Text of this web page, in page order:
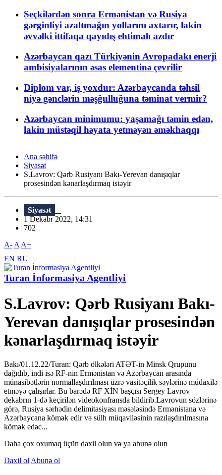
Seçkilərdən sonra Ermənistan və Rusiya
gərginliyi azaltmağın yollarını axtarır, lakin
əvvəlki ittifaqa qayıdış ehtimalı azdır
Azərbaycan qazı Türkiyənin Avropadakı enerji
ambisiyalarının əsas elementinə çevrilir
Diplom var, iş yoxdur: Azərbaycanda təhsil
niyə gənclərin məşğulluğuna təminat vermir?
Azərbaycan minimumu: yaşamağı təmin edən,
lakin müstəqil həyata yetməyən əməkhaqqı
Ana səhifə
Siyasət
S.Lavrov: Qərb Rusiyanı Bakı-Yerevan danışıqlar
prosesindən kənarlaşdırmaq istəyir
Siyasət
1 Dekabr 2022, 14:31
702
A- A A+
EN RU
Turan İnformasiya Agentliyi
S.Lavrov: Qərb Rusiyanı Bakı-
Yerevan danışıqlar prosesindən
kənarlaşdırmaq istəyir
Bakı/01.12.22/Turan: Qərb ölkələri ATƏT-in Minsk Qrupunu
dağıdıb, indi isə RF-nin Ermənistan və Azərbaycan arasında
münasibətlərin normallaşdırılması üzrə vasitəçilik səylərinə müdaxilə
etməyə çalışırlar. Bu barədə RF XİN başçısı Sergey Lavrov
dekabrın 1-də keçirilən videokonfransda bildirib.Lavrovun sözlərinə
görə, Rusiya sərhədin delimitasiyası məsələsində Ermənistana və
Azərbaycana kömək edir və sülh müqaviləsinin razılaşdırılmasına
kömək edəc...
Daha çox oxumaq üçün daxil olun və ya abunə olun
Daxil ol Abunə ol